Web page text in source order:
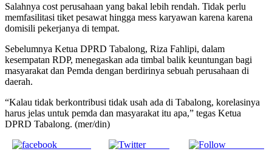
Salahnya cost perusahaan yang bakal lebih rendah. Tidak perlu
memfasilitasi tiket pesawat hingga mess karyawan karena karena
domisili pekerjanya di tempat.
Sebelumnya Ketua DPRD Tabalong, Riza Fahlipi, dalam
kesempatan RDP, menegaskan ada timbal balik keuntungan bagi
masyarakat dan Pemda dengan berdirinya sebuah perusahaan di
daerah.
“Kalau tidak berkontribusi tidak usah ada di Tabalong, korelasinya
harus jelas untuk pemda dan masyarakat itu apa,” tegas Ketua
DPRD Tabalong. (mer/din)
Tweet